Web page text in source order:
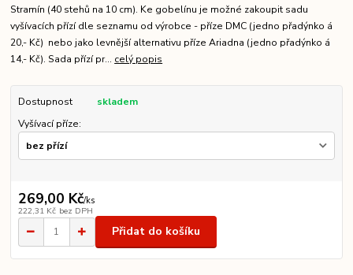
Stramín (40 stehů na 10 cm). Ke gobelínu je možné zakoupit sadu
vyšívacích přízí dle seznamu od výrobce - příze DMC (jedno přadýnko á
20,- Kč) nebo jako levnější alternativu příze Ariadna (jedno přadýnko á
14,- Kč). Sada přízí pr... celý popis
Dostupnost
skladem
Vyšívací příze:
269,00 Kč/ks
222,31 Kč bez DPH
Přidat do košíku